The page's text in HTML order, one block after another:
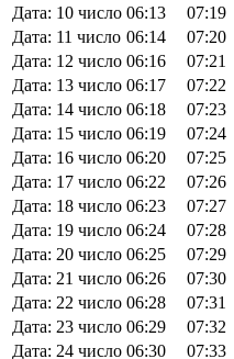
Дата: 10 число 06:13 07:19
Дата: 11 число 06:14 07:20
Дата: 12 число 06:16 07:21
Дата: 13 число 06:17 07:22
Дата: 14 число 06:18 07:23
Дата: 15 число 06:19 07:24
Дата: 16 число 06:20 07:25
Дата: 17 число 06:22 07:26
Дата: 18 число 06:23 07:27
Дата: 19 число 06:24 07:28
Дата: 20 число 06:25 07:29
Дата: 21 число 06:26 07:30
Дата: 22 число 06:28 07:31
Дата: 23 число 06:29 07:32
Дата: 24 число 06:30 07:33